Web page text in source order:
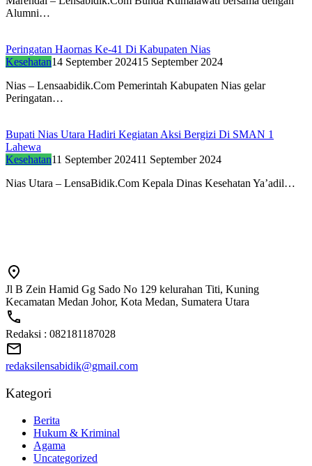
Alumni…
Peringatan Haornas Ke-41 Di Kabupaten Nias
Kesehatan14 September 202415 September 2024
Nias – Lensaabidik.Com Pemerintah Kabupaten Nias gelar
Peringatan…
Bupati Nias Utara Hadiri Kegiatan Aksi Bergizi Di SMAN 1
Lahewa
Kesehatan11 September 202411 September 2024
Nias Utara – LensaBidik.Com Kepala Dinas Kesehatan Ya’adil…
Jl B Zein Hamid Gg Sado No 129 kelurahan Titi, Kuning
Kecamatan Medan Johor, Kota Medan, Sumatera Utara
Redaksi : 082181187028
redaksilensabidik@gmail.com
Kategori
Berita
Hukum & Kriminal
Agama
Uncategorized